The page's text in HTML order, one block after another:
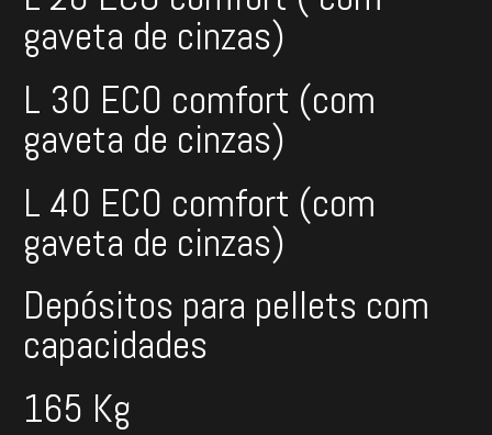
gaveta de cinzas)
L 30 ECO comfort (com
gaveta de cinzas)
L 40 ECO comfort (com
gaveta de cinzas)
Depósitos para pellets com
capacidades
165 Kg